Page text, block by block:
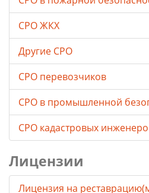
СРО ЖКХ
Другие СРО
СРО перевозчиков
СРО в промышленной
СРО кадастровых
Лицензии
Лицензия на